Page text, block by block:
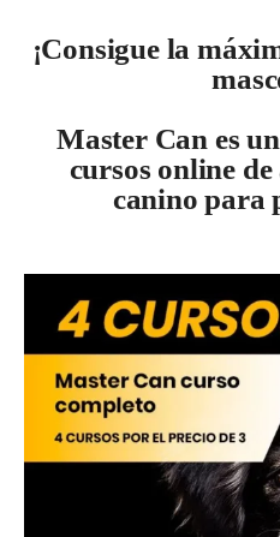
¡Consigue la
Master Can es
cursos online
canino para